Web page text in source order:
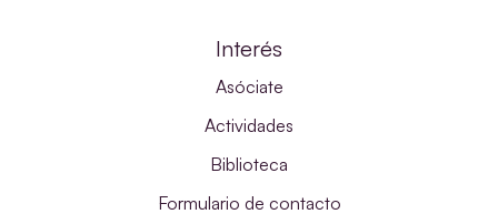
Interés
Asóciate
Actividades
Biblioteca
Formulario de contacto